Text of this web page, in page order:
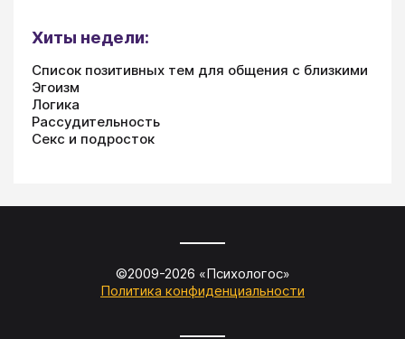
Хиты недели:
Список позитивных тем для общения с близкими
Эгоизм
Логика
Рассудительность
Секс и подросток
©2009-2026 «Психологос»
Политика конфиденциальности